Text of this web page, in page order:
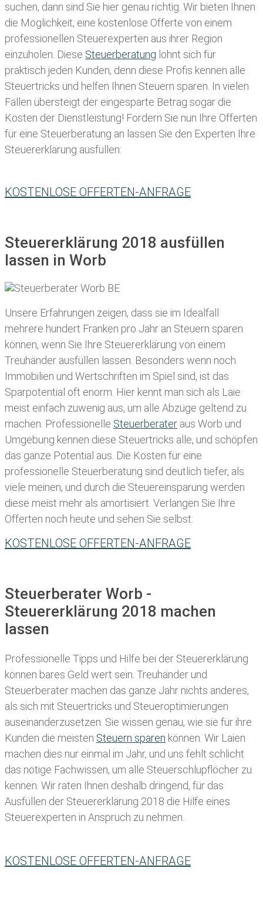
suchen, dann sind Sie hier genau richtig. Wir bieten Ihnen
die Möglichkeit, eine kostenlose Offerte von einem
professionellen Steuerexperten aus ihrer Region
einzuholen. Diese Steuerberatung lohnt sich für
praktisch jeden Kunden, denn diese Profis kennen alle
Steuertricks und helfen Ihnen Steuern sparen. In vielen
Fällen übersteigt der eingesparte Betrag sogar die
Kosten der Dienstleistung! Fordern Sie nun Ihre Offerten
für eine Steuerberatung an lassen Sie den Experten Ihre
Steuererklärung ausfüllen:
KOSTENLOSE OFFERTEN-ANFRAGE
Steuererklärung 2018 ausfüllen
lassen in Worb
Unsere Erfahrungen zeigen, dass sie im Idealfall
mehrere hundert Franken pro Jahr an Steuern sparen
können, wenn Sie Ihre Steuererklärung von einem
Treuhänder ausfüllen lassen . Besonders wenn noch
Immobilien und Wertschriften im Spiel sind, ist das
Sparpotential oft enorm. Hier kennt man sich als Laie
meist einfach zuwenig aus, um alle Abzüge geltend zu
machen. Professionelle Steuerberater aus Worb und
Umgebung kennen diese Steuertricks alle, und schöpfen
das ganze Potential aus. Die Kosten für eine
professionelle Steuerberatung sind deutlich tiefer, als
viele meinen, und durch die Steuereinsparung werden
diese meist mehr als amortisiert. Verlangen Sie Ihre
Offerten noch heute und sehen Sie selbst:
KOSTENLOSE OFFERTEN-ANFRAGE
Steuerberater Worb -
Steuererklärung 2018 machen
lassen
Professionelle Tipps und Hilfe bei der Steuererklärung
können bares Geld wert sein. Treuhänder und
Steuerberater machen das ganze Jahr nichts anderes,
als sich mit Steuertricks und Steueroptimierungen
auseinanderzusetzen. Sie wissen genau, wie sie für ihre
Kunden die meisten Steuern sparen können. Wir Laien
machen dies nur einmal im Jahr, und uns fehlt schlicht
das nötige Fachwissen, um alle Steuerschlupflöcher zu
kennen. Wir raten Ihnen deshalb dringend, für das
Ausfüllen der Steuererklärung 2018 die Hilfe eines
Steuerexperten in Anspruch zu nehmen.
KOSTENLOSE OFFERTEN-ANFRAGE